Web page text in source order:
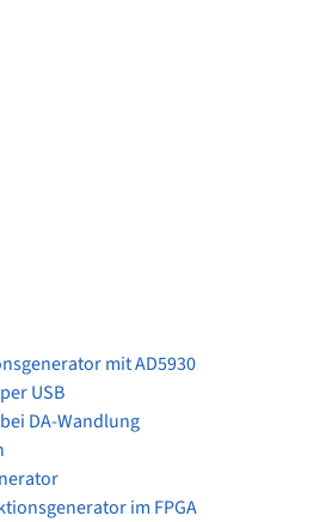
mit AD5930
USB
DA-Wandlung
im FPGA